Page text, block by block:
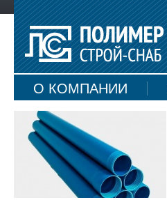
О КОМПАНИИ
КАРТА САЙТА